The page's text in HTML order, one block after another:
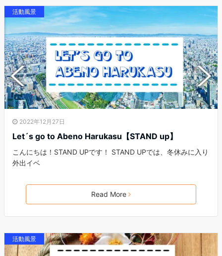
活動風景
2022年12月27日
Let´s go to Abeno Harukasu【STAND up】
こんにちは！STAND UPです！ STAND UPでは、冬休みに入り
外出イベ
Read More
活動風景